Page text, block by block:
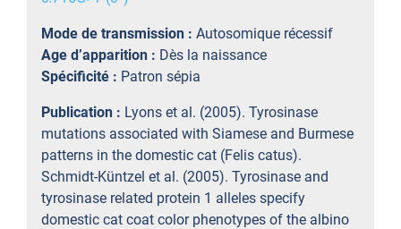
Mode de transmission : Autosomique récessif
Age d’apparition : Dès la naissance
Spécificité : Patron sépia
Publication : Lyons et al. (2005). Tyrosinase
mutations associated with Siamese and Burmese
patterns in the domestic cat (Felis catus).
Schmidt-Küntzel et al. (2005). Tyrosinase and
tyrosinase related protein 1 alleles specify
domestic cat coat color phenotypes of the albino